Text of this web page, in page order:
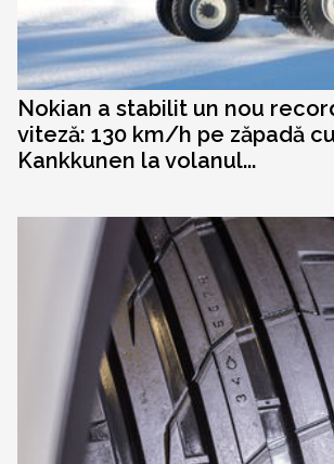
Nokian a stabilit un nou
viteză: 130 km/h pe zăpadă
Kankkunen la volanul...